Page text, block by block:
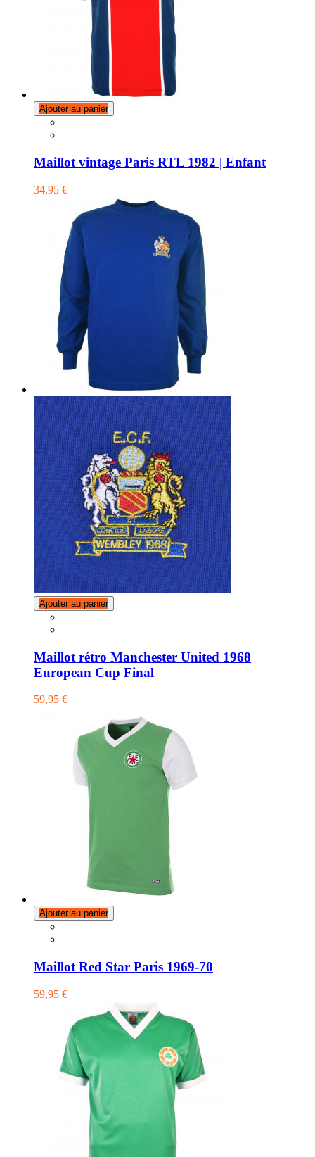
Ajouter au panier
Maillot vintage Paris RTL 1982 | Enfant
34,95 €
Ajouter au panier
Maillot rétro Manchester United 1968
European Cup Final
59,95 €
Ajouter au panier
Maillot Red Star Paris 1969-70
59,95 €